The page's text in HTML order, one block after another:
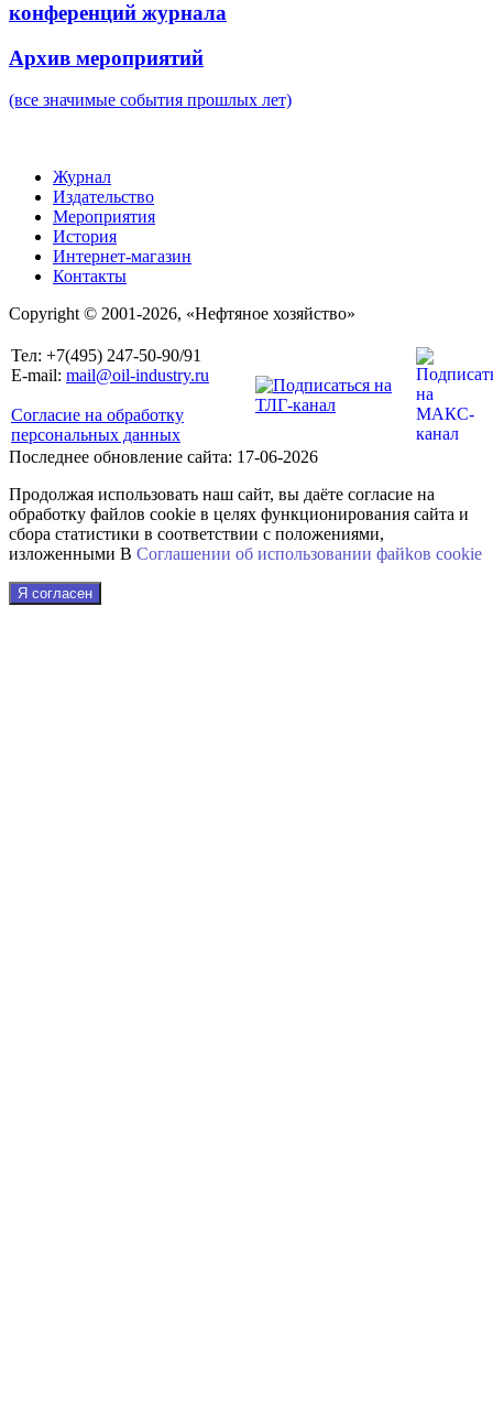
конференций журнала
Архив мероприятий
(все значимые события прошлых лет)
Журнал
Издательство
Мероприятия
История
Интернет-магазин
Контакты
Copyright © 2001-2026, «Нефтяное хозяйство»
Тел: +7(495) 247-50-90/91
E-mail: mail@oil-industry.ru
Согласие на обработку
персональных данных
Последнее обновление сайта: 17-06-2026
Продолжая использовать наш сайт, вы даёте согласие на
обработку файлов cookie в целях функционирования сайта и
сбора статистики в соответствии с положениями,
изложенными В Соглашении об использовании файkов cookie
Я согласен